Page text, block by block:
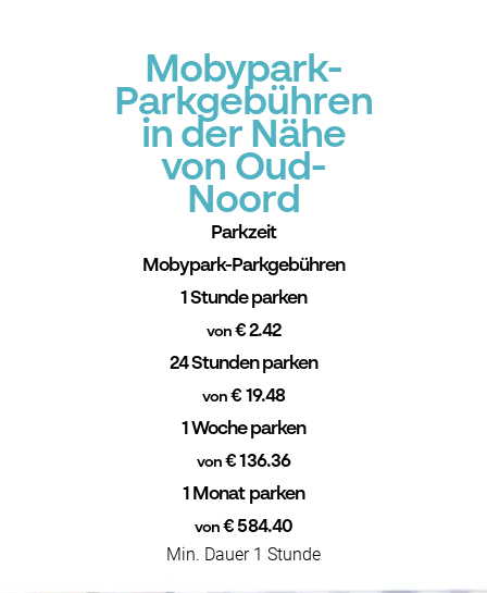
Mobypark-
Parkgebühren
in der Nähe
von Oud-
Noord
Parkzeit
Mobypark-Parkgebühren
1 Stunde parken
von€ 2.42
24 Stunden parken
von € 19.48
1 Woche parken
von € 136.36
1 Monat parken
von € 584.40
Min. Dauer 1 Stunde